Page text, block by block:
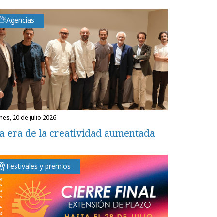
Agencias
20 de julio 2026
era de la creatividad aumentada
Festivales y premios